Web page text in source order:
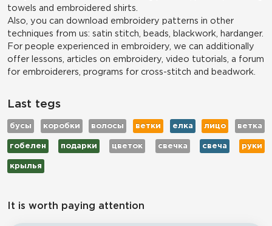
towels and embroidered shirts.
Also, you can download embroidery patterns in other
techniques from us: satin stitch, beads, blackwork, hardanger.
For people experienced in embroidery, we can additionally
offer lessons, articles on embroidery, video tutorials, a forum
for embroiderers, programs for cross-stitch and beadwork.
Last tegs
бусы коробки волосы ветки елка лицо ветка
гобелен подарки цветок свечка свеча руки
крылья
It is worth paying attention